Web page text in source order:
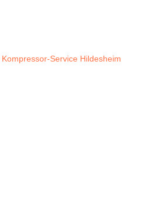
Kompressor-Service Hildesheim